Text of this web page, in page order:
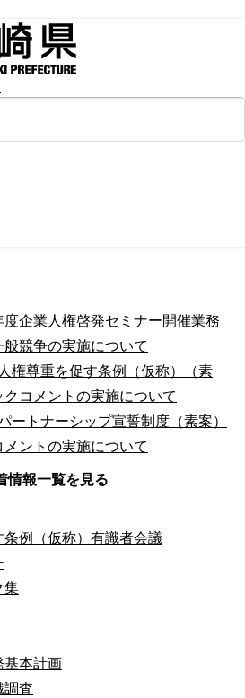
度企業人権啓発セミナー開催業務
競争の実施について
権尊重を促す条例（仮称）（素
コメントの実施について
ートナーシップ宣誓制度（素案）
ントの実施について
情報一覧を見る
例（仮称）有識者会議
集
基本計画
調査